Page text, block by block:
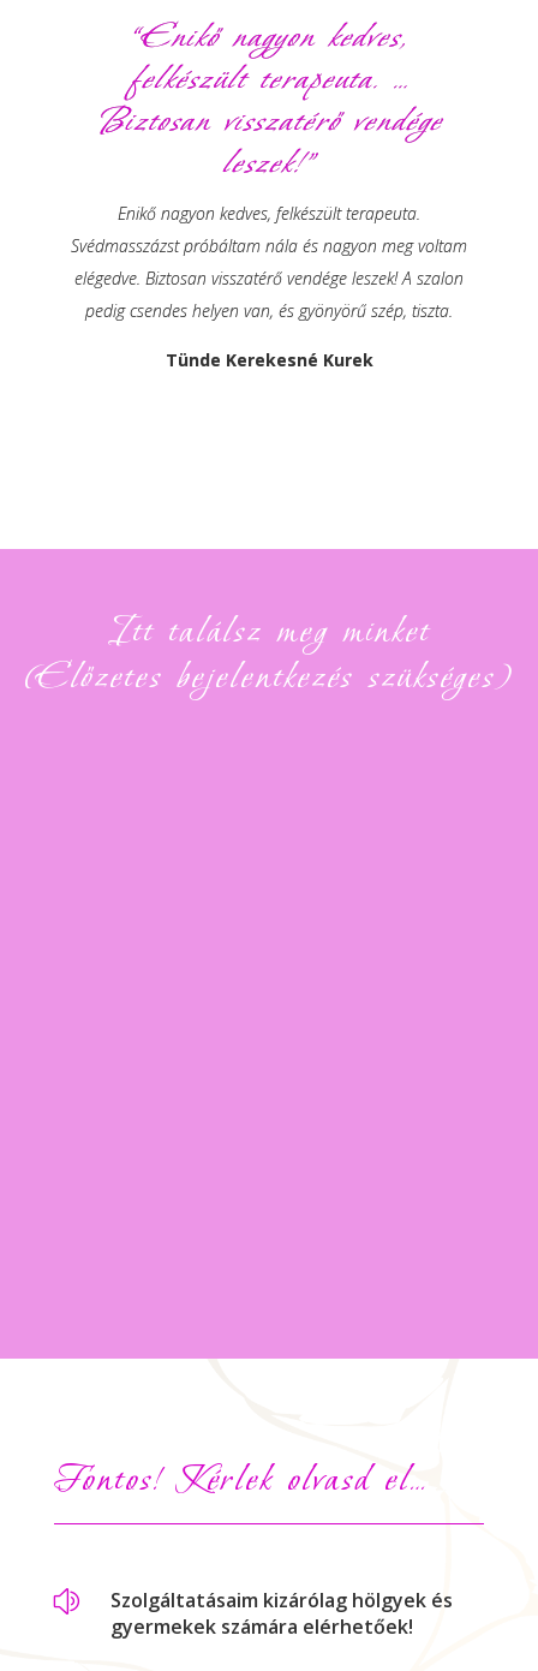
“Enikő nagyon kedves,
felkészült terapeuta. …
Biztosan visszatérő vendége
leszek!”
Enikő nagyon kedves, felkészült terapeuta.
Svédmasszázst próbáltam nála és nagyon meg voltam
elégedve. Biztosan visszatérő vendége leszek! A szalon
pedig csendes helyen van, és gyönyörű szép, tiszta.
Tünde Kerekesné Kurek
Itt találsz meg minket
(Előzetes bejelentkezés szükséges)
Fontos! Kérlek olvasd el…
z
Szolgáltatásaim kizárólag hölgyek és
gyermekek számára elérhetőek!